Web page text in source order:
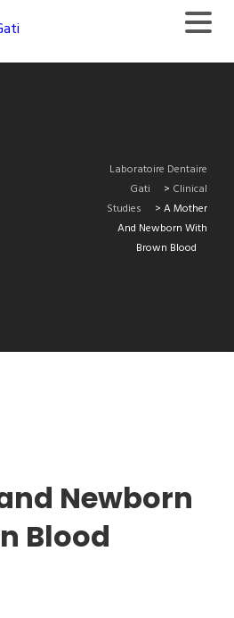
Laboratoire Dentaire
Gati
> Clinical
Studies
> A Mother
And Newborn With
Brown Blood
Newborn
Blood